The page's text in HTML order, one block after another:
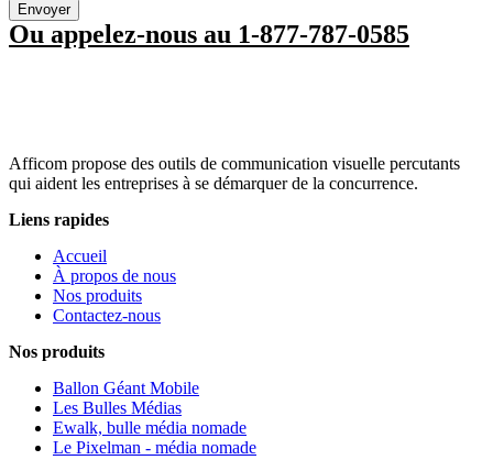
Envoyer
Ou appelez-nous au 1-877-787-0585
Afficom propose des outils de communication visuelle percutants
qui aident les entreprises à se démarquer de la concurrence.
Liens rapides
Accueil
À propos de nous
Nos produits
Contactez-nous
Nos produits
Ballon Géant Mobile
Les Bulles Médias
Ewalk, bulle média nomade
Le Pixelman - média nomade